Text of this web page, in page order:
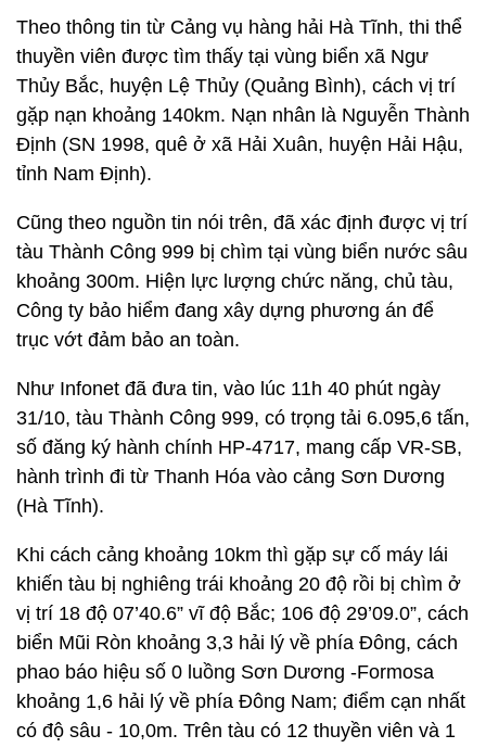
Theo thông tin từ Cảng vụ hàng hải Hà Tĩnh, thi thể
thuyền viên được tìm thấy tại vùng biển xã Ngư
Thủy Bắc, huyện Lệ Thủy (Quảng Bình), cách vị trí
gặp nạn khoảng 140km. Nạn nhân là Nguyễn Thành
Định (SN 1998, quê ở xã Hải Xuân, huyện Hải Hậu,
tỉnh Nam Định).
Cũng theo nguồn tin nói trên, đã xác định được vị trí
tàu Thành Công 999 bị chìm tại vùng biển nước sâu
khoảng 300m. Hiện lực lượng chức năng, chủ tàu,
Công ty bảo hiểm đang xây dựng phương án để
trục vớt đảm bảo an toàn.
Như Infonet đã đưa tin, vào lúc 11h 40 phút ngày
31/10, tàu Thành Công 999, có trọng tải 6.095,6 tấn,
số đăng ký hành chính HP-4717, mang cấp VR-SB,
hành trình đi từ Thanh Hóa vào cảng Sơn Dương
(Hà Tĩnh).
Khi cách cảng khoảng 10km thì gặp sự cố máy lái
khiến tàu bị nghiêng trái khoảng 20 độ rồi bị chìm ở
vị trí 18 độ 07’40.6” vĩ độ Bắc; 106 độ 29’09.0”, cách
biển Mũi Ròn khoảng 3,3 hải lý về phía Đông, cách
phao báo hiệu số 0 luồng Sơn Dương -Formosa
khoảng 1,6 hải lý về phía Đông Nam; điểm cạn nhất
có độ sâu - 10,0m. Trên tàu có 12 thuyền viên và 1